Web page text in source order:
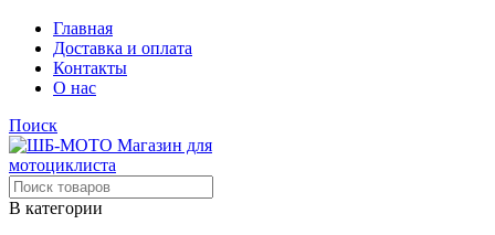
Главная
Доставка и оплата
Контакты
О нас
Поиск
В категории